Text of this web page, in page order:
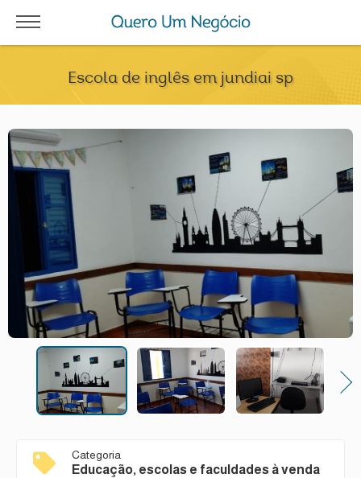
Escola de inglês em jundiai sp
Next
Categoria
Educação, escolas e faculdades à venda